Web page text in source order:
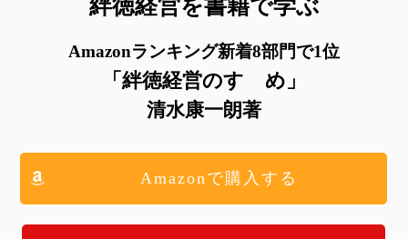
絆徳経営を書籍で学ぶ
Amazonランキング新着8部門で1位
「絆徳経営のすゝめ」
清水康一朗著
Amazonで購入する